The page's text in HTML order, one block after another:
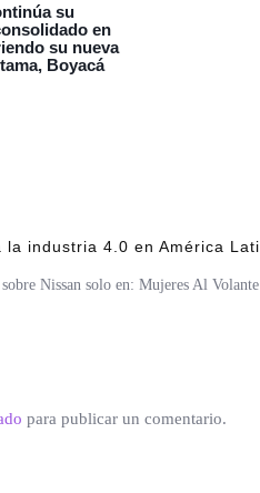
su
en
su nueva
Boyacá
la industria 4.0 en América
Nissan solo en: Mujeres Al
para publicar un comentario.